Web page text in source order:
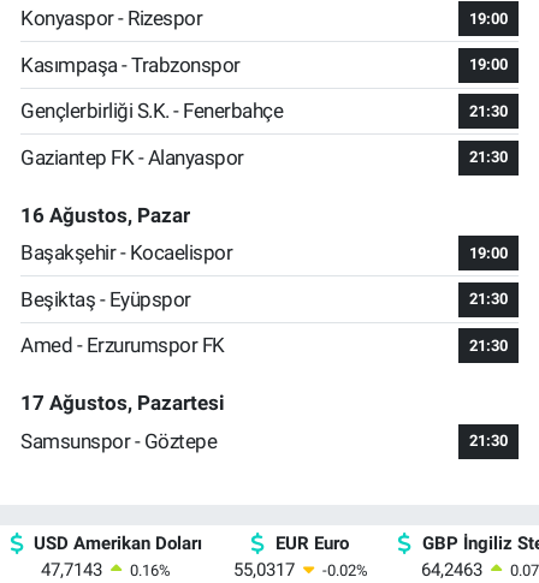
Konyaspor - Rizespor 19:00
Kasımpaşa - Trabzonspor 19:00
Gençlerbirliği S.K. - Fenerbahçe 21:30
Gaziantep FK - Alanyaspor 21:30
16 Ağustos, Pazar
Başakşehir - Kocaelispor
19:00
Beşiktaş - Eyüpspor 21:30
Amed - Erzurumspor FK 21:30
17 Ağustos, Pazartesi
Samsunspor - Göztepe
21:30
USD Amerikan Doları
47,7143
0.16%
EUR Euro
55,0317
-0.02%
GBP İngiliz
64,2463
0.07